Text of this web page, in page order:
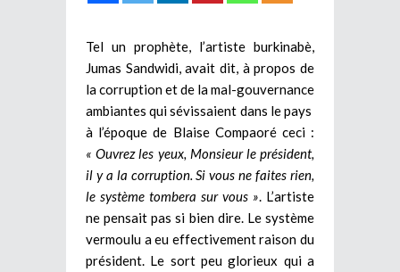
Tel un prophète, l’artiste burkinabè,
Jumas Sandwidi, avait dit, à propos de
la corruption et de la mal-gouvernance
ambiantes qui sévissaient dans le pays
à l’époque de Blaise Compaoré ceci :
« Ouvrez les yeux, Monsieur le président,
il y a la corruption. Si vous ne faites rien,
le système tombera sur vous » . L’artiste
ne pensait pas si bien dire. Le système
vermoulu a eu effectivement raison du
président. Le sort peu glorieux qui a